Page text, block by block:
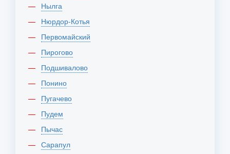
Нылга
Нюрдор-Котья
Первомайский
Пирогово
Подшивалово
Понино
Пугачево
Пудем
Пычас
Сарапул